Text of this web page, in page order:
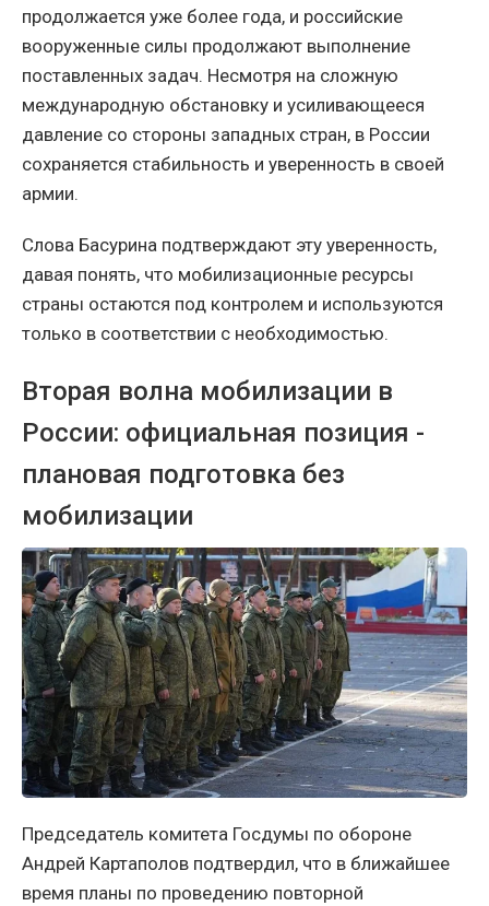
продолжается уже более года, и российские
вооруженные силы продолжают выполнение
поставленных задач. Несмотря на сложную
международную обстановку и усиливающееся
давление со стороны западных стран, в России
сохраняется стабильность и уверенность в своей
армии.
Слова Басурина подтверждают эту уверенность,
давая понять, что мобилизационные ресурсы
страны остаются под контролем и используются
только в соответствии с необходимостью.
Вторая волна мобилизации в
России: официальная позиция -
плановая подготовка без
мобилизации
Председатель комитета Госдумы по обороне
Андрей Картаполов подтвердил, что в ближайшее
время планы по проведению повторной